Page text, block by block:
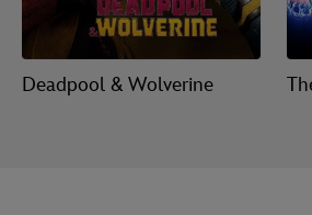
Deadpool & Wolverine